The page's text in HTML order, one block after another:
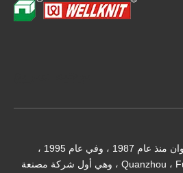
تأسست WELLKNIT في تايوان منذ عام 1987 ، وفي عام 1995 ،
أنشأنا قاعدة الإنتاج في Quanzhou ، Fujian ، وهي أول شركة مصنعة